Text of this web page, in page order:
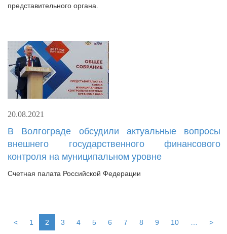
представительного органа.
20.08.2021
В Волгограде обсудили актуальные вопросы
внешнего государственного финансового
контроля на муниципальном уровне
Счетная палата Российской Федерации
< 1 2 3 4 5 6 7 8 9 10
>